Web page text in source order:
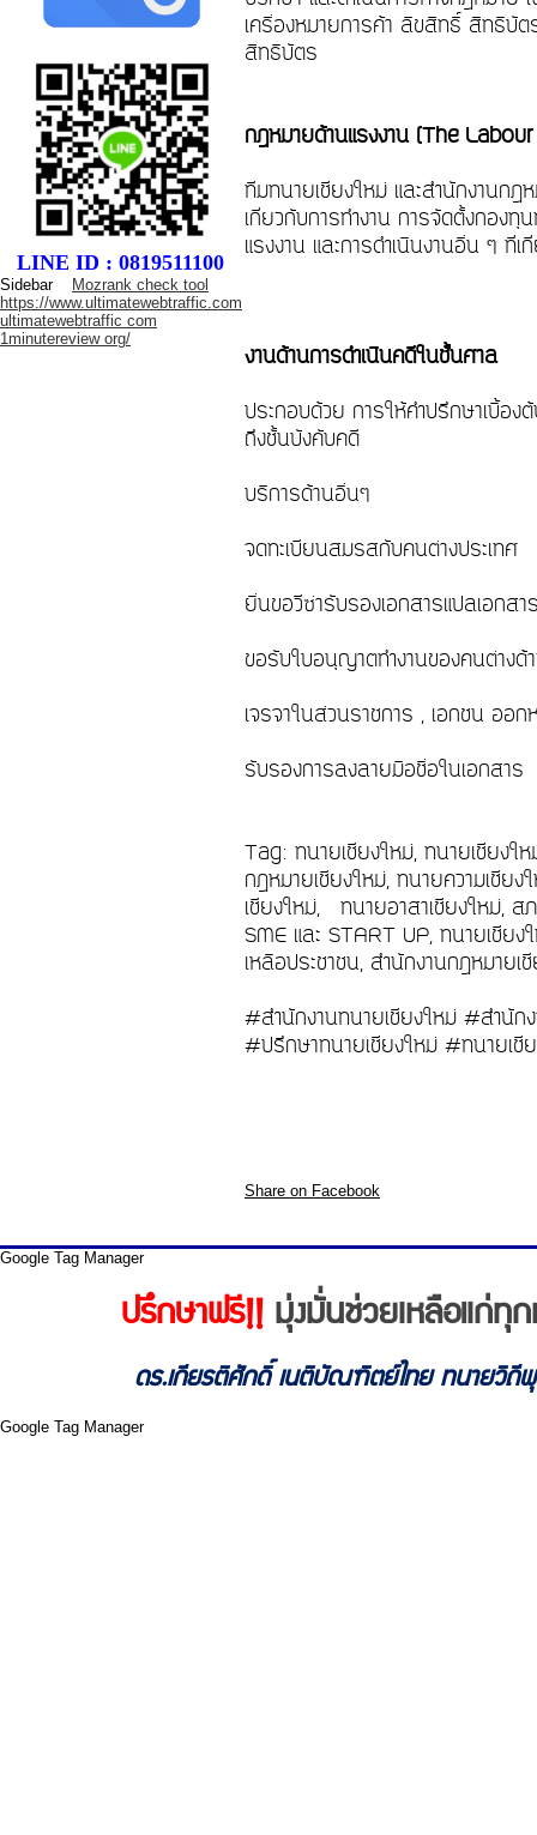
LINE ID : 0819511100
Sidebar
Mozrank check tool
https://www.ultimatewebtraffic.com
ultimatewebtraffic com
1minutereview org/
เครื่องหมายการค้า ลิขสิทธิ์ สิทธิบั
สิทธิบัตร
กฎหมายด้านแรงงาน (The
ทีมทนายเชียงใหม่ และสำนักงานกฎ
เกี่ยวกับการทำงาน การจัดตั้งกอง
แรงงาน และการดำเนินงานอื่น ๆ ที่
งานด้านการดำเนินคดีในชั้นศาล
ประกอบด้วย การให้คำปรึกษาเบื้อ
ถึงชั้นบังคับคดี
บริการด้านอื่นๆ
จดทะเบียนสมรสกับคนต่างประเทศ
ยื่นขอวีซ่ารับรองเอกสารแปลเอกส
ขอรับใบอนุญาตทำงานของคนต่าง
เจรจาในส่วนราชการ , เอกชน ออ
รับรองการลงลายมือชื่อในเอกสาร
Tag: ทนายเชียงใหม่, ทนายเชียงใ
กฎหมายเชียงใหม่, ทนายความเชีย
เชียงใหม่, ทนายอาสาเชียงใหม่, ส
SME และ START UP, ทนายเชีย
เหลือประชาชน, สำนักงานกฎหมาย
#สำนักงานทนายเชียงใหม่ #สำนัก
#ปรึกษาทนายเชียงใหม่ #ทนายเชี
Share on Facebook
Google Tag Manager
ปรึกษาฟรี!! มุ่งมั่นช่วยเหลือแก่ทุ
ดร.เกียรติศักดิ์ เนติบัณฑิตย์ไทย ทนายวิถีพุ
Google Tag Manager